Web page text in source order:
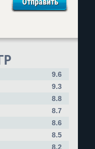
9.6
9.3
8.8
8.7
8.6
8.5
8.2